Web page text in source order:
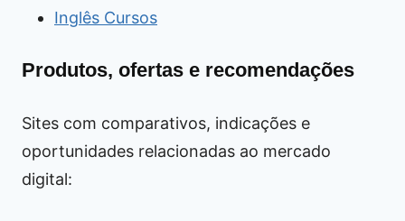
Inglês Cursos
Produtos, ofertas e recomendações
Sites com comparativos, indicações e
oportunidades relacionadas ao mercado
digital: